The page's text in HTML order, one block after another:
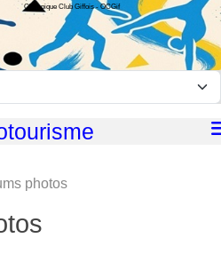
Olympique Club Giffois - OCGif
photos